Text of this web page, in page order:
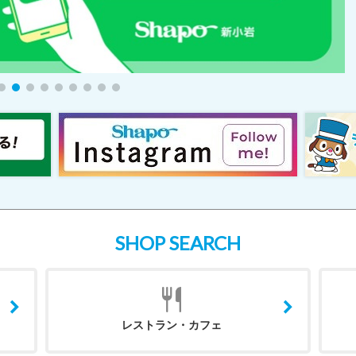
SHOP SEARCH
レストラン・カフェ